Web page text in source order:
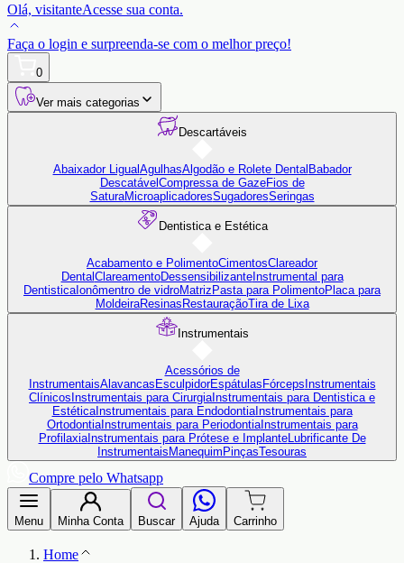
Olá, visitanteAcesse sua conta.
Faça o login e surpreenda-se com o melhor preço!
0
Ver mais categorias
Descartáveis
Abaixador Ligual AgulhasAlgodão e Rolete Dental Babador
Descatável Compressa de GazeFios de
SaturaMicroaplicadoresSugadoresSeringas
Dentistica e Estética
Acabamento e PolimentoCimentosClareador
Dental ClareamentoDessensibilizanteInstrumental para
Dentistica Ionômentro de vidroMatriz Pasta para PolimentoPlaca para
MoldeiraResinas RestauraçãoTira de Lixa
Instrumentais
Acessórios de
InstrumentaisAlavancas EsculpidorEspátulas Fórceps Instrumentais
Clínicos Instrumentais para Cirurgia Instrumentais para Dentistica e
EstéticaInstrumentais para EndodontiaInstrumentais para
OrtodontiaInstrumentais para PeriodontiaInstrumentais para
ProfilaxiaInstrumentais para Prótese e ImplanteLubrificante De
Instrumentais Manequim PinçasTesouras
Compre pelo Whatsapp
Menu Minha Conta Buscar Ajuda Carrinho
Home